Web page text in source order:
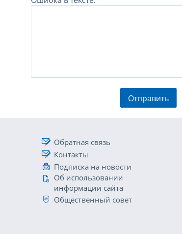
Отправить
Обратная связь
Контакты
Подписка на новости
Об использовании
информации сайта
Общественный совет